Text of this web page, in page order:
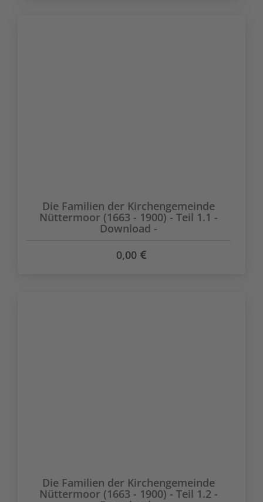
Die Familien der Kirchengemeinde
Nüttermoor (1663 - 1900) - Teil 1.1 -
Download -
0,00
Die Familien der Kirchengemeinde
Nüttermoor (1663 - 1900) - Teil 1.2 -